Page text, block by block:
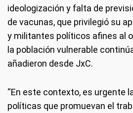
ideologización y falta de
de vacunas, que privilegió su
y militantes políticos afines al
la población vulnerable
añadieron desde JxC.
“En este contexto, es urgente
políticas que promuevan el